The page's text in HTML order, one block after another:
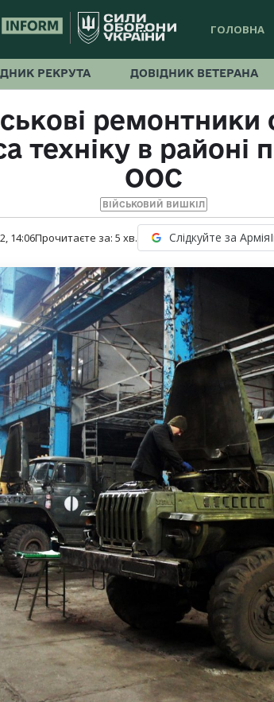
ГОЛОВНА
РЕКРУТА ДОВІДНИК ВЕТЕРАНА
ремонтники
техніку в районі
ООС
ВІЙСЬКОВИЙ ВИШКІЛ
14:06Прочитаєте за: 5 хв. Слідкуйте за